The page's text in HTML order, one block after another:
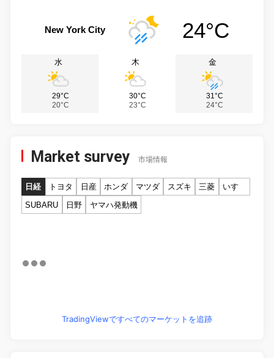
New York City 24°C
水
29°C
20°C
木
30°C
23°C
金
31°C
24°C
Market survey 市場情報
日経 トヨタ 日産 ホンダ マツダ スズキ 三菱
いすゞ
SUBARU
日野 ヤマハ発動機
TradingViewですべてのマーケットを追跡